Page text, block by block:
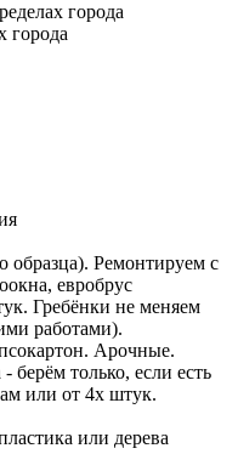
города
города
образца). Ремонтируем с
евробрус
Гребёнки не меняем
работами).
Арочные.
берём только, если есть
или от 4х штук.
или дерева